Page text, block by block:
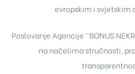
evropskim i svjetskim
Poslovanje Agencije “BONUS
na načelima stručnosti,